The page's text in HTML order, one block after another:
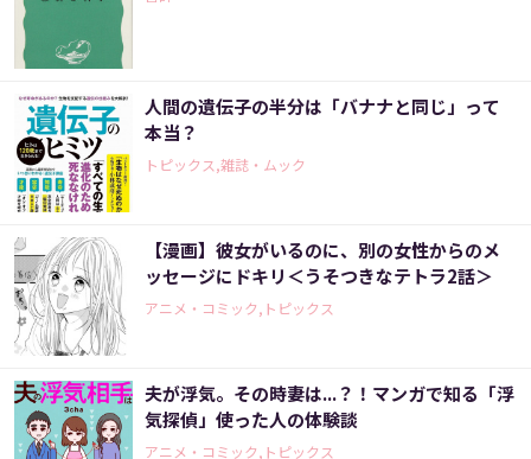
人間の遺伝子の半分は「バナナと同じ」って
本当？
トピックス,雑誌・ムック
【漫画】彼女がいるのに、別の女性からのメ
ッセージにドキリ＜うそつきなテトラ2話＞
アニメ・コミック,トピックス
夫が浮気。その時妻は...？！マンガで知る「浮
気探偵」使った人の体験談
アニメ・コミック,トピックス